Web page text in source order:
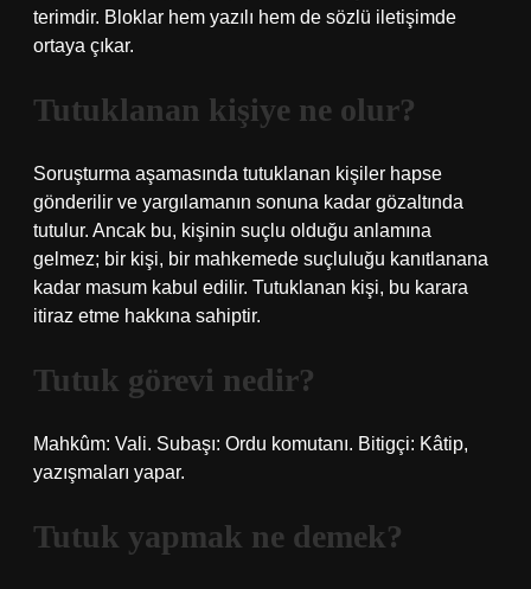
terimdir. Bloklar hem yazılı hem de sözlü iletişimde
ortaya çıkar.
Tutuklanan kişiye ne olur?
Soruşturma aşamasında tutuklanan kişiler hapse
gönderilir ve yargılamanın sonuna kadar gözaltında
tutulur. Ancak bu, kişinin suçlu olduğu anlamına
gelmez; bir kişi, bir mahkemede suçluluğu kanıtlanana
kadar masum kabul edilir. Tutuklanan kişi, bu karara
itiraz etme hakkına sahiptir.
Tutuk görevi nedir?
Mahkûm: Vali. Subaşı: Ordu komutanı. Bitigçi: Kâtip,
yazışmaları yapar.
Tutuk yapmak ne demek?